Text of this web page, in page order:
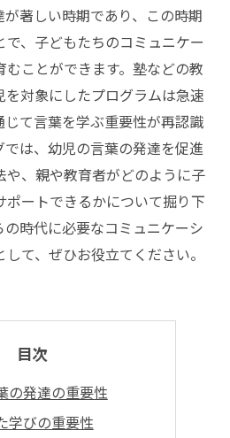
著しい時期であり、この時期
、子どもたちのコミュニケー
ことができます。塾などの教
対象にしたプログラムは急速
じて言葉を学ぶ重要性が再認識
は、幼児の言葉の発達を促進
や、親や教育者がどのように子
ポートできるかについて掘り下
時代に必要なコミュニケーシ
て、ぜひお役立てください。
目次
の発達の重要性
学びの重要性